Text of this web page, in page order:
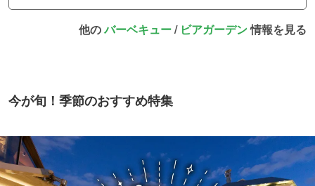
他のバーベキュー/ ビアガーデン情報を見る
今が旬！季節のおすすめ特集